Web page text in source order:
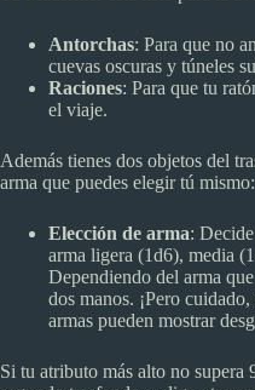
Antorchas: Para que no
cuevas oscuras y túneles
Raciones: Para que tu
el viaje.
Además tienes dos objetos del
arma que puedes elegir tú mismo:
Elección de arma:
arma ligera (1d6), media
Dependiendo del arma
dos manos. ¡Pero
armas pueden mostrar
Si tu atributo más alto no supera